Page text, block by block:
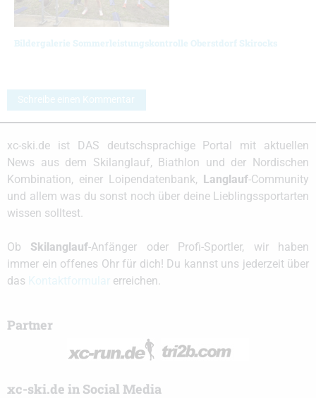
Bildergalerie Sommerleistungskontrolle Oberstdorf Skirocks
Schreibe einen Kommentar
xc-ski.de ist DAS deutschsprachige Portal mit aktuellen
News aus dem Skilanglauf, Biathlon und der Nordischen
Kombination, einer Loipendatenbank, Langlauf-Community
und allem was du sonst noch über deine Lieblingssportarten
wissen solltest.
Ob Skilanglauf-Anfänger oder Profi-Sportler, wir haben
immer ein offenes Ohr für dich! Du kannst uns jederzeit über
das
erreichen.
Partner
xc-ski.de in Social Media